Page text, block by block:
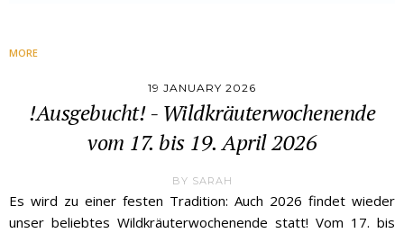
MORE
19 JANUARY 2026
!Ausgebucht! - Wildkräuterwochenende
vom 17. bis 19. April 2026
BY SARAH
Es wird zu einer festen Tradition: Auch 2026 findet wieder
unser beliebtes Wildkräuterwochenende statt! Vom 17. bis